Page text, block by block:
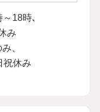
18時､
み
、
祝休み